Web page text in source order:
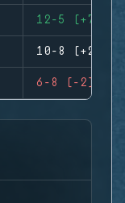
12-5 (+7)
10-8 (+2)
6-8 (-2)